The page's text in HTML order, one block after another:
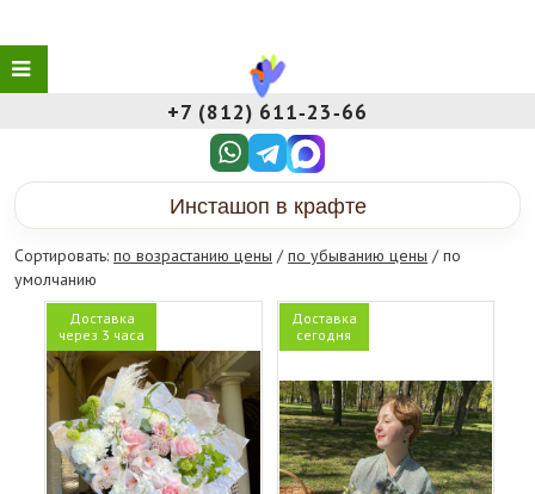
+7 (812) 611‑23‑66
Инсташоп в крафте
Сортировать: по возрастанию цены /по убыванию цены / по
умолчанию
Доставка
через 3 часа
Доставка
сегодня